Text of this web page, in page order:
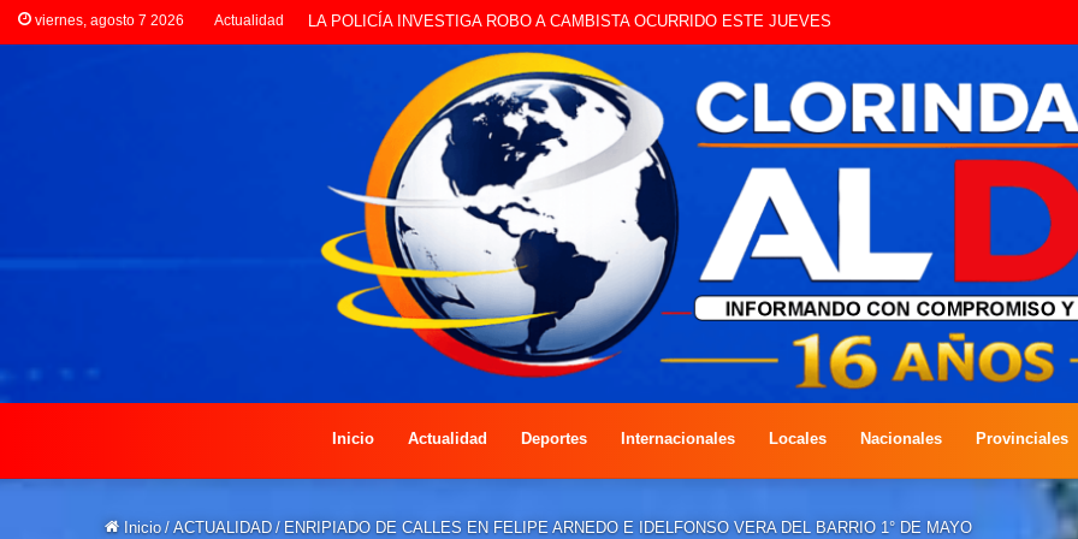
viernes, agosto 7 2026 Actualidad PREOCUPACIÓN POR MOTOS QUE CIRCULAN SIN ILUMINACIÓN
Inicio Actualidad Deportes Internacionales Locales Nacionales Provinciales
Inicio / ACTUALIDAD / ENRIPIADO DE CALLES EN FELIPE ARNEDO E IDELFONSO VERA DEL BARRIO 1° DE MAYO